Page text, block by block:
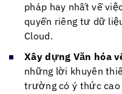
pháp hay nhất về
quyền riêng tư dữ
Cloud.
Xây dựng Văn hóa
những lời khuyên
trường có ý thức